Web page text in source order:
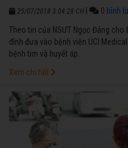
25/07/2018 3:04:28 CH 0 bình
Theo tin của NSƯT Ngọc Đáng cho
đình đưa vào bệnh viện UCI
bệnh tim và huyết áp.
Xem chi tiết